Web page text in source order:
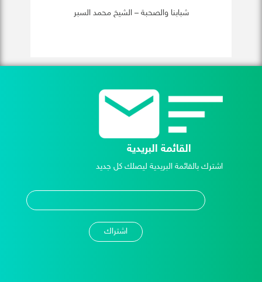
شبابنا والصحبة – الشيخ محمد السبر
القائمة البريدية
اشترك بالقائمة البريدية ليصلك كل جديد